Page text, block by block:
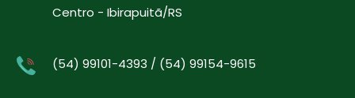
Centro - Ibirapuitã/RS
(54) 99101-4393 / (54) 99154-9615